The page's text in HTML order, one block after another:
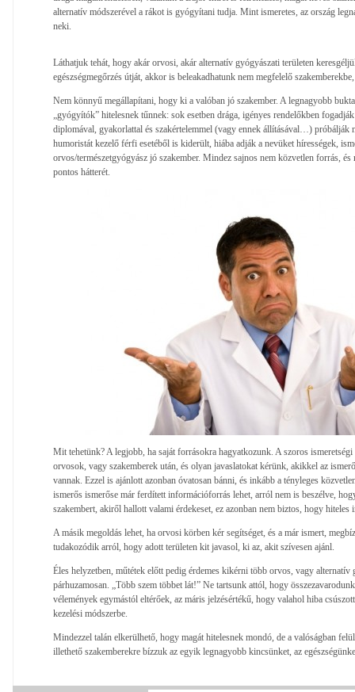
alternatív módszerével a rákot is gyógyítani tudja. Mint ismeretes, az ország
neki.
Láthatjuk tehát, hogy akár orvosi, akár alternatív gyógyászati területen
egészségmegőrzés útját, akkor is beleakadhatunk nem megfelelő
Nem könnyű megállapítani, hogy ki a valóban jó szakember. A legnagyobb
„gyógyítók” hitelesnek tűnnek: sok esetben drága, igényes rendelőkben
diplomával, gyakorlattal és szakértelemmel (vagy ennek állításával…) próbálják
humoristát kezelő férfi esetéből is kiderült, hiába adják a nevüket hírességek,
orvos/természetgyógyász jó szakember. Mindez sajnos nem közvetlen forrás,
pontos hátterét.
Mit tehetünk? A legjobb, ha saját forrásokra hagyatkozunk. A szoros
orvosok, vagy szakemberek után, és olyan javaslatokat kérünk, akikkel az
vannak. Ezzel is ajánlott azonban óvatosan bánni, és inkább a tényleges
ismerős ismerőse már ferdített információforrás lehet, arról nem is beszélve,
szakembert, akiről hallott valami érdekeset, ez azonban nem biztos, hogy hiteles
A másik megoldás lehet, ha orvosi körben kér segítséget, és a már ismert,
tudakozódik arról, hogy adott területen kit javasol, ki az, akit szívesen ajánl.
Éles helyzetben, műtétek előtt pedig érdemes kikérni több orvos, vagy alternatív
párhuzamosan. „Több szem többet lát!” Ne tartsunk attól, hogy
vélemények egymástól eltérőek, az máris jelzésértékű, hogy valahol hiba
kezelési módszerbe.
Mindezzel talán elkerülhető, hogy magát hitelesnek mondó, de a valóságban
illethető szakemberekre bízzuk az egyik legnagyobb kincsünket, az